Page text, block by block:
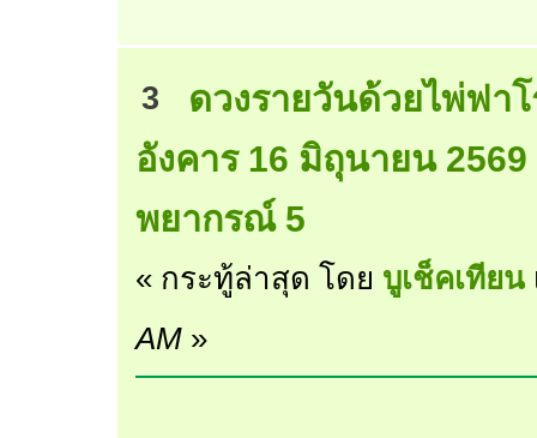
3
ดวงรายวันด้วยไพ่ฟา
อังคาร 16 มิถุนายน
พยากรณ์ 5
« กระทู้ล่าสุด โดย บูเช็คเทียน
AM»